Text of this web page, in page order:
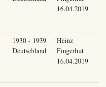
16.04.2019
1930 - 1939
Deutschland
Heinz
Fingerhut
16.04.2019